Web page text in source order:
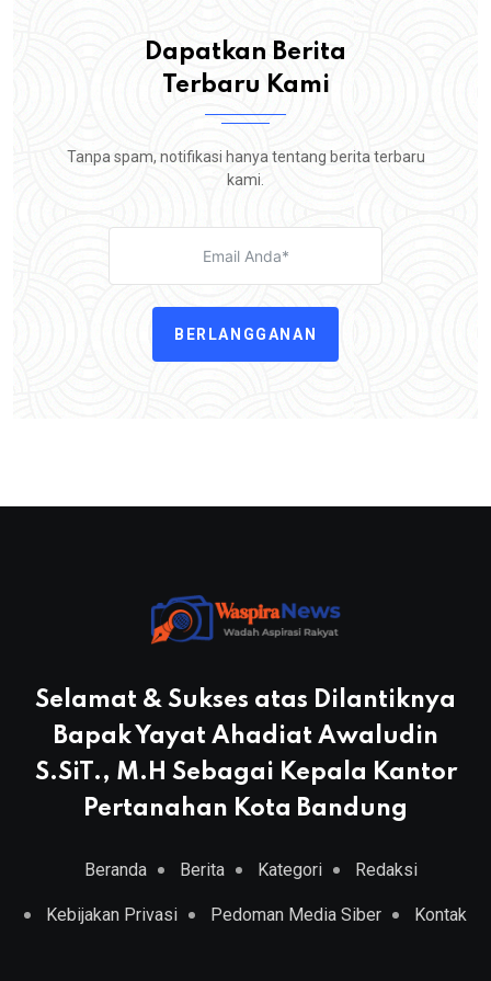
Dapatkan Berita
Terbaru Kami
Tanpa spam, notifikasi hanya tentang berita terbaru
kami.
BERLANGGANAN
Selamat & Sukses atas Dilantiknya
Bapak Yayat Ahadiat Awaludin
S.SiT., M.H Sebagai Kepala Kantor
Pertanahan Kota Bandung
Beranda Berita Kategori Redaksi
Kebijakan Privasi Pedoman Media Siber Kontak